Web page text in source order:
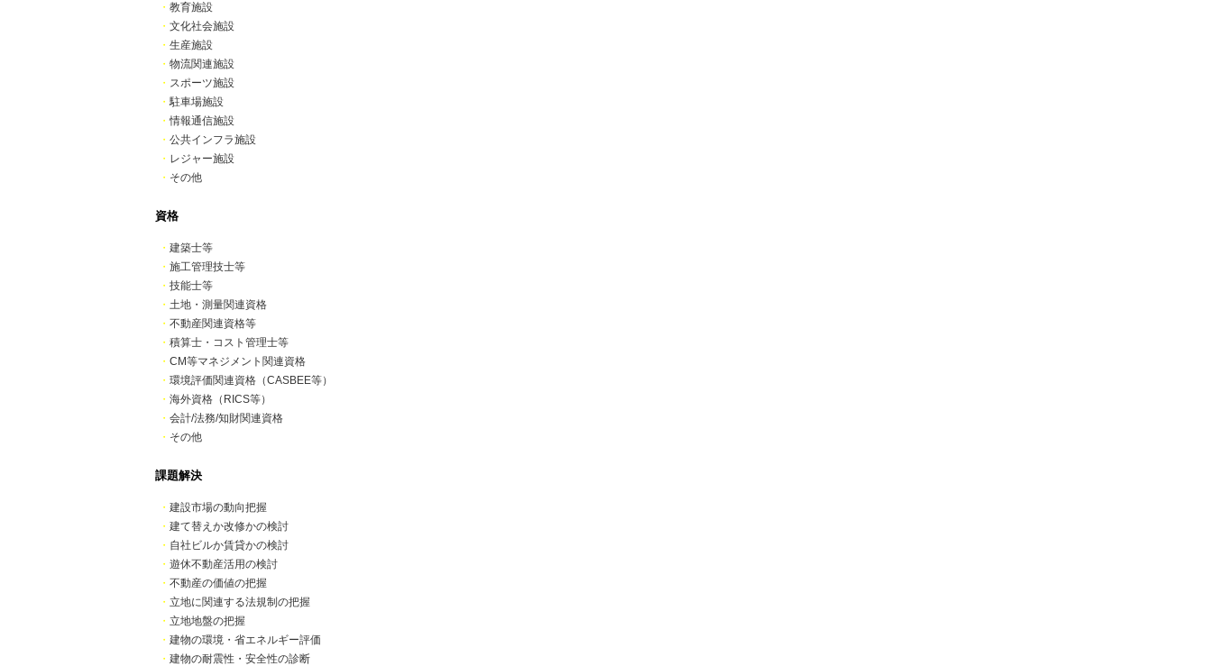
・ 教育施設
・ 文化社会施設
・ 生産施設
・ 物流関連施設
・ スポーツ施設
・駐車場施設
・情報通信施設
・ 公共インフラ施設
・ レジャー施設
・ その他
資格
・ 建築士等
・ 施工管理技士等
・ 技能士等
・ 土地・測量関連資格
・ 不動産関連資格等
・ 積算士・コスト管理士等
・ CM等マネジメント関連資格
・ 環境評価関連資格（CASBEE等）
・ 海外資格（RICS等）
・ 会計/法務/知財関連資格
・ その他
課題解決
・ 建設市場の動向把握
・ 建て替えか改修かの検討
・ 自社ビルか賃貸かの検討
・ 遊休不動産活用の検討
・ 不動産の価値の把握
・ 立地に関連する法規制の把握
・ 立地地盤の把握
・ 建物の環境・省エネルギー評価
・ 建物の耐震性・安全性の診断